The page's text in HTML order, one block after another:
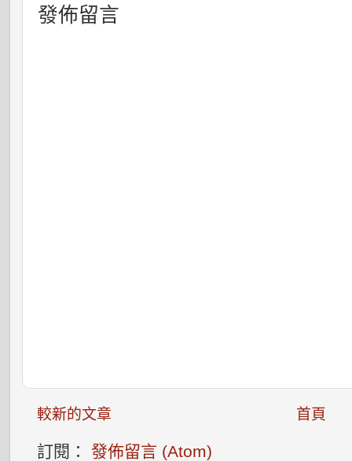
發佈留言
較新的文章 首頁
訂閱： 發佈留言 (Atom)